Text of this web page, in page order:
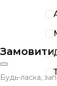
Замовити
Будь-ласка,